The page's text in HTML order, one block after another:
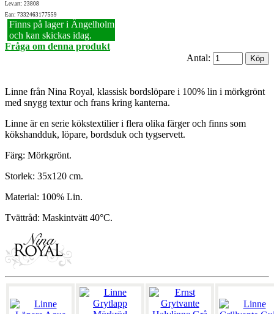
Lev.art: 23808
Ean: 7332463177559
Finns på lager i Ängelholm
och kan skickas idag.
Fråga om denna produkt
Antal:
Linne från Nina Royal, klassisk bordslöpare i 100% lin i mörkgrönt
med snygg textur och frans kring kanterna.
Linne är en serie kökstextilier i flera olika färger och finns som
kökshandduk, löpare, bordsduk och tygservett.
Färg: Mörkgrönt.
Storlek: 35x120 cm.
Material: 100% Lin.
Tvättråd: Maskintvätt 40°C.